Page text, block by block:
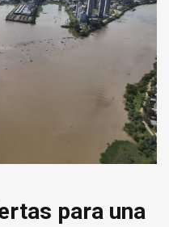
para una